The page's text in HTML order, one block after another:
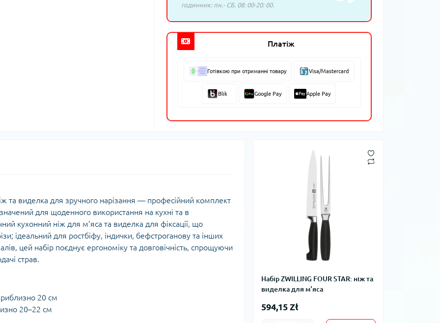
годинник: пн.- СБ. 08: 00-20: 00.
Платіж
Готівкою при отриманні товару Visa/Mastercard
Blik Google Pay Apple Pay
Набір ZWILLING FOUR STAR: ніж та
виделка для м'яса
594,15 Zł
та виделка для зручного нарізання — професійний комплект
для щоденного використання на кухні та в
кухонний ніж для м’яса та виделка для фіксації, що
ідеальний для ростбіфу, індички, бефстроганову та інших
цей набір поєднує ергономіку та довговічність, спрощуючи
страв.
20 см
20–22 см